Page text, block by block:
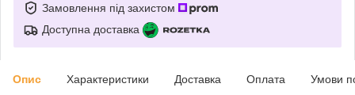
Замовлення під захистом
Доступна доставка
Опис Характеристики Доставка Оплата Умови